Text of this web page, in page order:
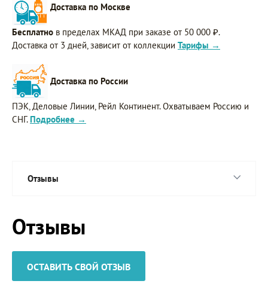
Доставка по Москве
Бесплатно в пределах МКАД при заказе от 50 000 ₽.
Доставка от 3 дней, зависит от коллекции Тарифы →
Доставка по России
ПЭК, Деловые Линии, Рейл Континент. Охватываем Россию и
СНГ. Подробнее →
Отзывы
Отзывы
ОСТАВИТЬ СВОЙ ОТЗЫВ